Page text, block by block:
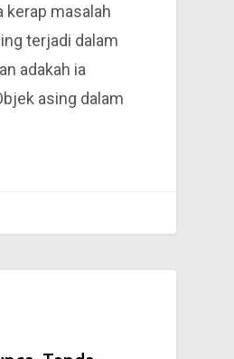
kerap masalah
terjadi dalam
adakah ia
asing dalam